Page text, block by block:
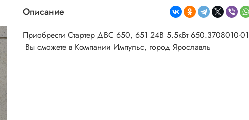
Описание
Приобрести Стартер ДВС 650, 651 24В 5.5кВт 650.3708010-01
Вы сможете в Компании Импульс, город Ярославль